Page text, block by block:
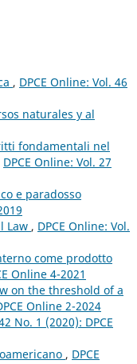
, DPCE Online: Vol. 46
naturales y al
fondamentali nel
DPCE Online: Vol. 27
e paradosso
Law , DPCE Online: Vol.
come prodotto
Online 4-2021
on the threshold of a
Online 2-2024
No. 1 (2020): DPCE
, DPCE